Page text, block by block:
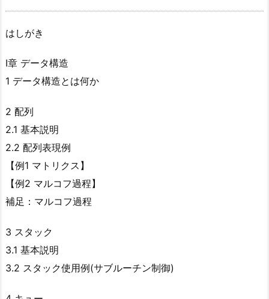
はしがき
Ⅰ章 データ構造
1 データ構造とは何か
2 配列
2.1 基本説明
2.2 配列表現例
【例1 マトリクス】
【例2 マルコフ過程】
補足：マルコフ過程
3 スタック
3.1 基本説明
3.2 スタック使用例(サブルーチン制御)